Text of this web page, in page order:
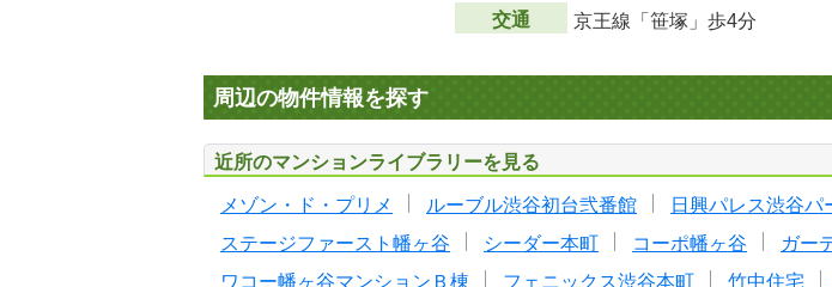
交通
京王線「笹塚」歩4分
周辺の物件情報を探す
近所のマンションライブラリーを見る
メゾン・ド・プリメ ルーブル渋谷初台弐番館 日興パレス渋谷パ
ステージファースト幡ヶ谷
シーダー本町 コーポ幡ヶ谷 ガー
ワコー幡ヶ谷マンションＢ棟
フェニックス渋谷本町 竹中住宅